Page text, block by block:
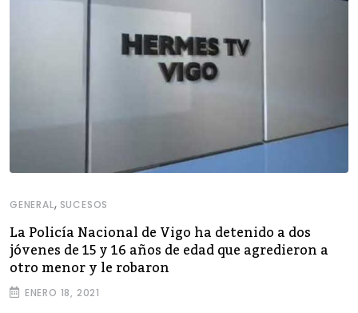
GENERAL, SUCESOS
La Policía Nacional de Vigo ha detenido a dos
jóvenes de 15 y 16 años de edad que agredieron a
otro menor y le robaron
ENERO 18, 2021